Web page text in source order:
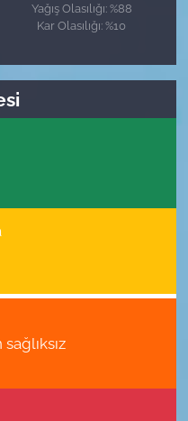
Yağış Olasılığı: %88
Kar Olasılığı: %10